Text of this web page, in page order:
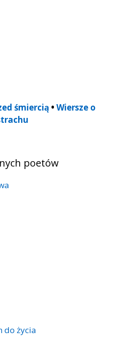
śmiercią • Wiersze o
poetów
do życia